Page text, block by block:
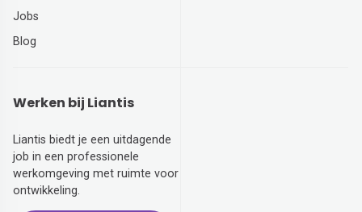
Jobs
Blog
Werken bij Liantis
Liantis biedt je een uitdagende
job in een professionele
werkomgeving met ruimte voor
ontwikkeling.